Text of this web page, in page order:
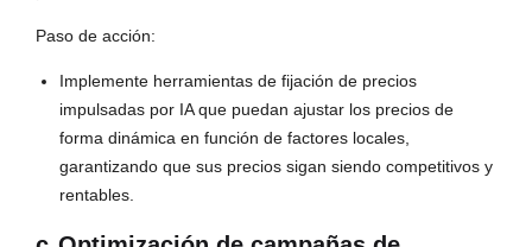
Paso de acción:
Implemente herramientas de fijación de precios
impulsadas por IA que puedan ajustar los precios de
forma dinámica en función de factores locales,
garantizando que sus precios sigan siendo competitivos y
rentables.